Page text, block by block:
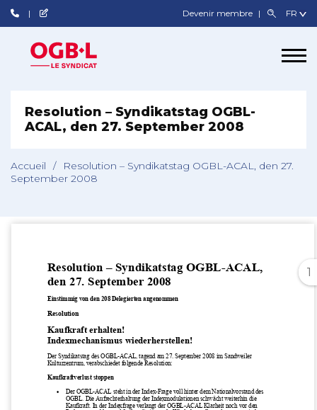
Devenir membre
Resolution – Syndikatstag OGBL-
ACAL, den 27. September 2008
Accueil /
Resolution – Syndikatstag OGBL-ACAL, den 27.
September 2008
1